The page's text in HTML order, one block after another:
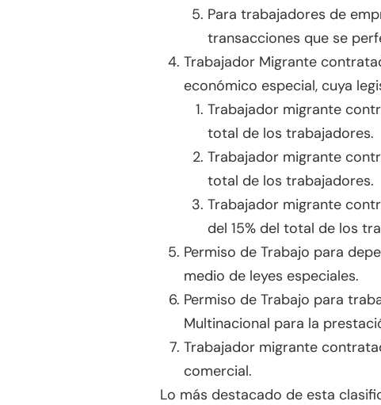
Para trabajadores de
transacciones que se
Trabajador Migrante
económico especial, cuya
Trabajador migrante
total de los trabajadores.
Trabajador migrante
total de los trabajadores.
Trabajador migrante
del 15% del total de los
Permiso de Trabajo para
medio de leyes especiales.
Permiso de Trabajo para
Multinacional para la
Trabajador migrante
comercial.
Lo más destacado de esta